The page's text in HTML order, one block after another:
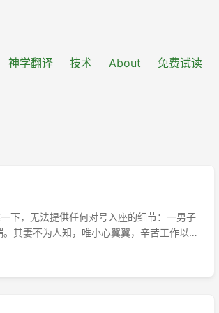
神学翻译 技术 About 免费试读
下，无法提供任何对号入座的细节：一男子
其妻不为人知，唯小心翼翼，辛苦工作以
，遂携女赴美。为求过关，留妻于国内，
此男乃激进之“川粉”，法院遂判妻遣返，申